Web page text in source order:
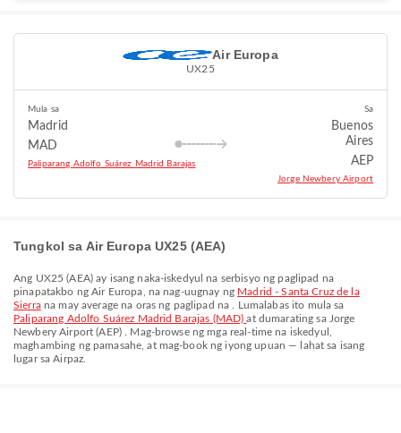
Air Europa
UX25
Mula sa
Madrid
MAD
Paliparang Adolfo Suárez Madrid Barajas
Sa
Buenos
Aires
AEP
Jorge Newbery Airport
Tungkol sa Air Europa UX25 (AEA)
Ang UX25 (AEA) ay isang naka-iskedyul na serbisyo ng paglipad na
pinapatakbo ngAir Europa , na nag-uugnay ng Madrid - Santa Cruz de la
Sierrana may average na oras ng paglipad na
. Lumalabas ito mula sa
Paliparang Adolfo Suárez Madrid Barajas (MAD)at dumarating sa Jorge
Newbery Airport (AEP)
. Mag-browse ng mga real-time na iskedyul,
maghambing ng pamasahe, at mag-book ng iyong upuan — lahat sa isang
lugar sa Airpaz.